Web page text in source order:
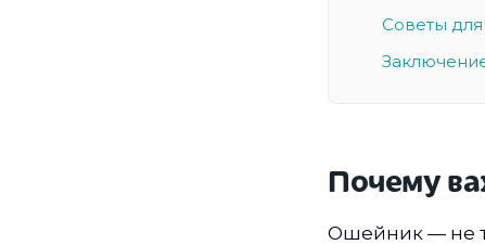
Советы
Почему
Ошейник — не